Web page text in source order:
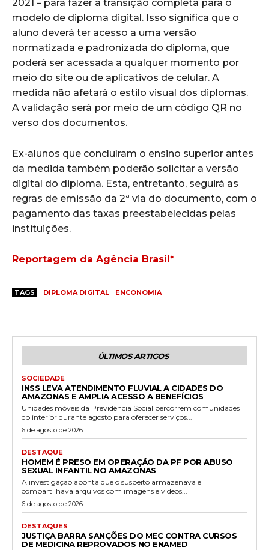
2021 – para fazer a transição completa para o
modelo de diploma digital. Isso significa que o
aluno deverá ter acesso a uma versão
normatizada e padronizada do diploma, que
poderá ser acessada a qualquer momento por
meio do site ou de aplicativos de celular. A
medida não afetará o estilo visual dos diplomas.
A validação será por meio de um código QR no
verso dos documentos.
Ex-alunos que concluíram o ensino superior antes
da medida também poderão solicitar a versão
digital do diploma. Esta, entretanto, seguirá as
regras de emissão da 2ª via do documento, com o
pagamento das taxas preestabelecidas pelas
instituições.
Reportagem da Agência Brasil*
TAGS DIPLOMA DIGITAL ENCONOMIA
ÚLTIMOS ARTIGOS
SOCIEDADE
INSS LEVA ATENDIMENTO FLUVIAL A CIDADES DO
AMAZONAS E AMPLIA ACESSO A BENEFÍCIOS
Unidades móveis da Previdência Social percorrem comunidades
do interior durante agosto para oferecer serviços...
6 de agosto de 2026
DESTAQUE
HOMEM É PRESO EM OPERAÇÃO DA PF POR ABUSO
SEXUAL INFANTIL NO AMAZONAS
A investigação aponta que o suspeito armazenava e
compartilhava arquivos com imagens e vídeos...
6 de agosto de 2026
DESTAQUES
JUSTIÇA BARRA SANÇÕES DO MEC CONTRA CURSOS
DE MEDICINA REPROVADOS NO ENAMED